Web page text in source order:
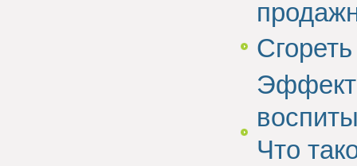
Эффект
Что